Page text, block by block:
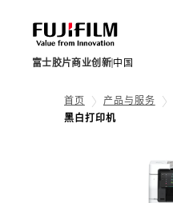
富士胶片商业创新 中国
首页 产品与服务
黑白打印机